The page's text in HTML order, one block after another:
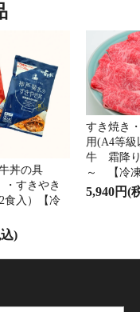
丼の具
・すきやき
食入）【冷
)
すき焼き
用(A4等
牛 霜降
～ 【冷
5,940円(